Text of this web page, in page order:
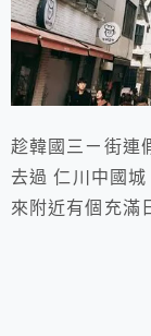
趁韓國三ㄧ街連
去過 仁川中國
來附近有個充滿